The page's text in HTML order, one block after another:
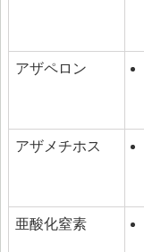
アザペロン
アザメチホス
亜酸化窒素